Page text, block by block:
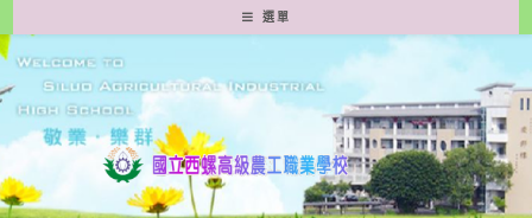
轉
至
要
容
選單